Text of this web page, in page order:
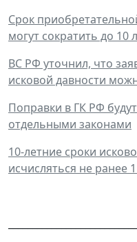
Срок
могут сократить до 10
ВС РФ уточнил, что
исковой давности
Поправки в ГК РФ
отдельными законами
10-летние сроки
исчисляться не ранее